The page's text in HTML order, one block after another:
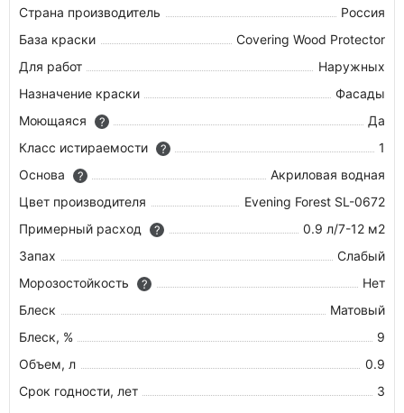
Страна производитель
Россия
База краски
Covering Wood Protector
Для работ
Наружных
Назначение краски
Фасады
Моющаяся
?
Да
Класс истираемости
?
1
Основа
?
Акриловая водная
Цвет производителя
Evening Forest SL-0672
Примерный расход
?
0.9 л/7-12 м2
Запах
Слабый
Морозостойкость
?
Нет
Блеск
Матовый
Блеск, %
9
Объем, л
0.9
Срок годности, лет
3